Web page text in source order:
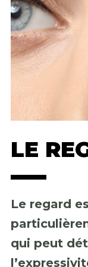
LE
Le regard
qui peut